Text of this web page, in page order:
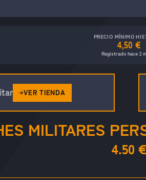
PRECIO MÍNIMO
4,50 €
Registrado hace 2
VER TIENDA
MILITARES
4.50 €